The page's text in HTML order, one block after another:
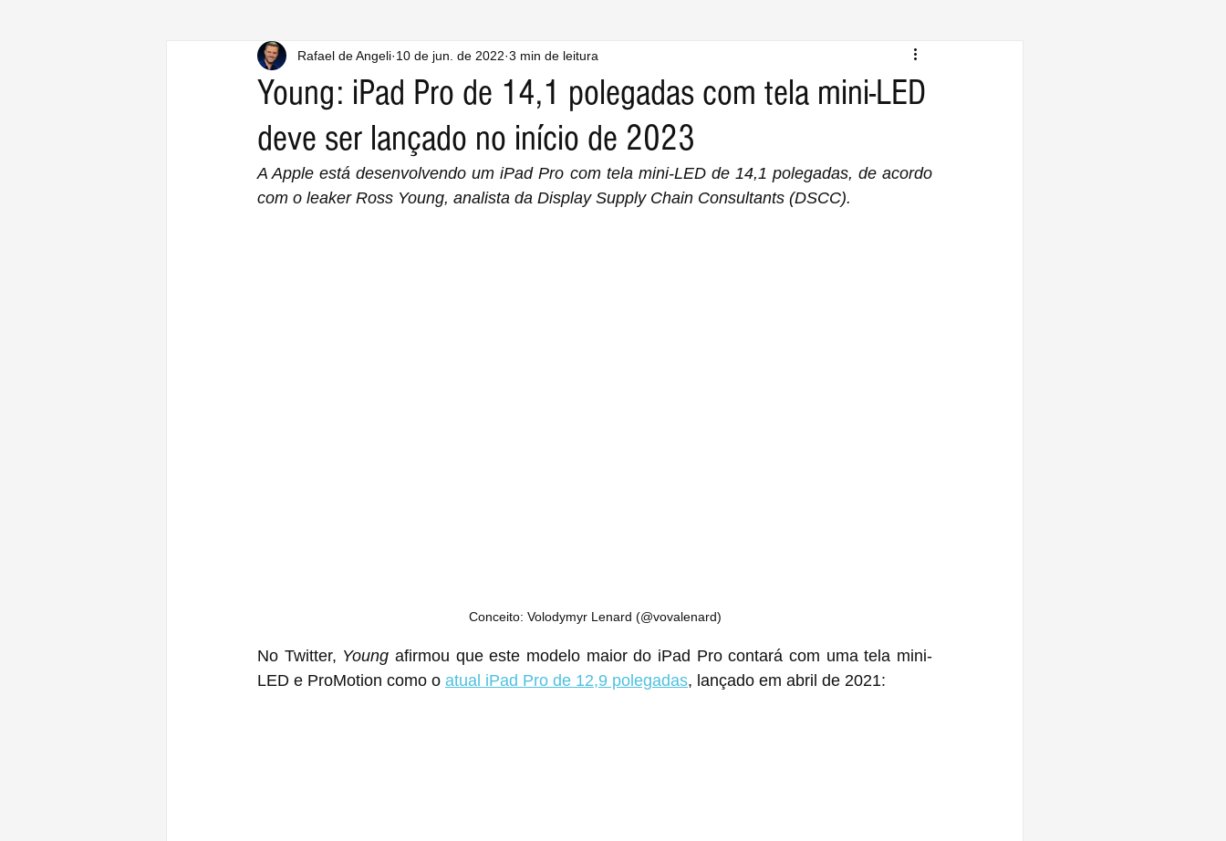
Young: iPad Pro de 14,1 polegadas com tela mini-LED
deve ser lançado no início de 2023
Rafael de Angeli 10 de jun. de 2022 3 min de leitura
A Apple está desenvolvendo um iPad Pro com tela mini-LED de 14,1 polegadas, de acordo
com o leaker Ross Young, analista da Display Supply Chain Consultants (DSCC).
Conceito: Volodymyr Lenard (@vovalenard)
No Twitter, Young afirmou que este modelo maior do ‌iPad Pro‌ contará com uma tela mini-
LED e ProMotion como o
atual ‌iPad Pro‌ de 12,9 polegadas, lançado em abril de 2021: